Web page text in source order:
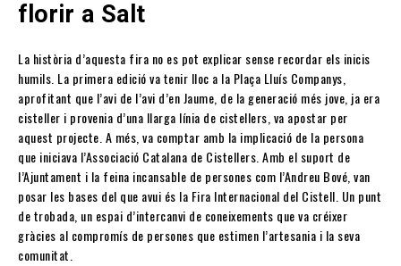
florir a Salt
La història d’aquesta fira no es pot explicar sense recordar els inicis
humils. La primera edició va tenir lloc a la Plaça Lluís Companys,
aprofitant que l’avi de l’avi d’en Jaume, de la generació més jove, ja era
cisteller i provenia d’una llarga línia de cistellers, va apostar per
aquest projecte. A més, va comptar amb la implicació de la persona
que iniciava l’Associació Catalana de Cistellers. Amb el suport de
l’Ajuntament i la feina incansable de persones com l’Andreu Bové, van
posar les bases del que avui és la Fira Internacional del Cistell. Un punt
de trobada, un espai d’intercanvi de coneixements que va créixer
gràcies al compromís de persones que estimen l’artesania i la seva
comunitat.